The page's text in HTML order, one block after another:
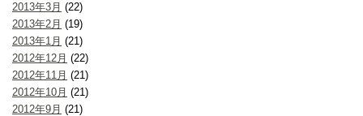
2013年3月 (22)
2013年2月 (19)
2013年1月 (21)
2012年12月 (22)
2012年11月 (21)
2012年10月 (21)
2012年9月 (21)